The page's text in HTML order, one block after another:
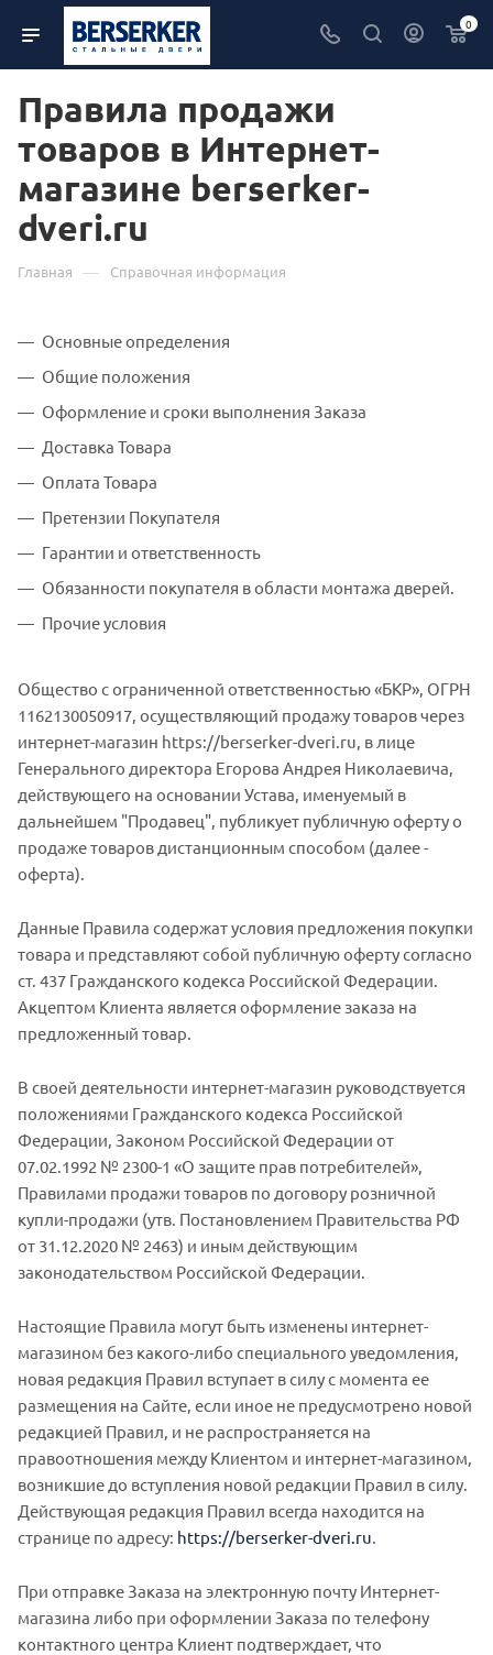
0
Правила продажи
товаров в Интернет-
магазине berserker-
dveri.ru
Главная — Справочная информация
Основные определения
Общие положения
Оформление и сроки выполнения Заказа
Доставка Товара
Оплата Товара
Претензии Покупателя
Гарантии и ответственность
Обязанности покупателя в области монтажа дверей.
Прочие условия
Общество с ограниченной ответственностью «БКР», ОГРН
1162130050917, осуществляющий продажу товаров через
интернет-магазин https://berserker-dveri.ru, в лице
Генерального директора Егорова Андрея Николаевича,
действующего на основании Устава, именуемый в
дальнейшем "Продавец", публикует публичную оферту о
продаже товаров дистанционным способом (далее -
оферта).
Данные Правила содержат условия предложения покупки
товара и представляют собой публичную оферту согласно
ст. 437 Гражданского кодекса Российской Федерации.
Акцептом Клиента является оформление заказа на
предложенный товар.
В своей деятельности интернет-магазин руководствуется
положениями Гражданского кодекса Российской
Федерации, Законом Российской Федерации от
07.02.1992 № 2300-1 «О защите прав потребителей»,
Правилами продажи товаров по договору розничной
купли-продажи (утв. Постановлением Правительства РФ
от 31.12.2020 № 2463) и иным действующим
законодательством Российской Федерации.
Настоящие Правила могут быть изменены интернет-
магазином без какого-либо специального уведомления,
новая редакция Правил вступает в силу с момента ее
размещения на Сайте, если иное не предусмотрено новой
редакцией Правил, и не распространяется на
правоотношения между Клиентом и интернет-магазином,
возникшие до вступления новой редакции Правил в силу.
Действующая редакция Правил всегда находится на
странице по адресу: https://berserker-dveri.ru.
При отправке Заказа на электронную почту Интернет-
магазина либо при оформлении Заказа по телефону
контактного центра Клиент подтверждает, что